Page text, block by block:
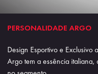
PERSONALIDADE ARGO
Design Esportivo e Exclusivo
Argo tem a essência italiana,